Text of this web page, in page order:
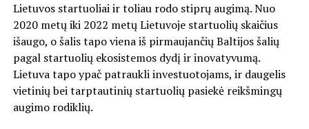
Lietuvos startuoliai ir toliau rodo stiprų augimą. Nuo
2020 metų iki 2022 metų Lietuvoje startuolių skaičius
išaugo, o šalis tapo viena iš pirmaujančių Baltijos šalių
pagal startuolių ekosistemos dydį ir inovatyvumą.
Lietuva tapo ypač patraukli investuotojams, ir daugelis
vietinių bei tarptautinių startuolių pasiekė reikšmingų
augimo rodiklių.